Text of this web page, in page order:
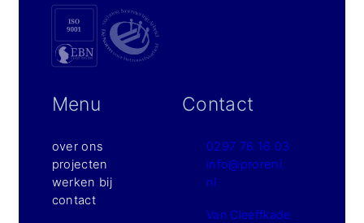
Menu
over ons
projecten
werken bij
contact
Contact
0297 76 16 03
info@proreni.
nl
Van Cleeffkade